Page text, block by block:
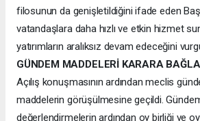
filosunun da genişletildiğini ifade eden
vatandaşlara daha hızlı ve etkin hizmet
yatırımların aralıksız devam edeceğini
GÜNDEM MADDELERİ KARARA
Açılış konuşmasının ardından meclis
maddelerin görüşülmesine geçildi.
değerlendirmelerin ardından oy birliği ve